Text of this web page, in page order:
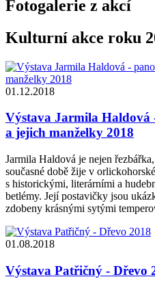
Fotogalerie z akcí
Kulturní akce roku
01.12.2018
Výstava Jarmila Haldová
a jejich manželky 2018
Jarmila Haldová je nejen
současné době žije v
s historickými, literárními a
betlémy. Její postavičky jsou
zdobeny krásnými sytými
01.08.2018
Výstava Patřičný - Dřevo